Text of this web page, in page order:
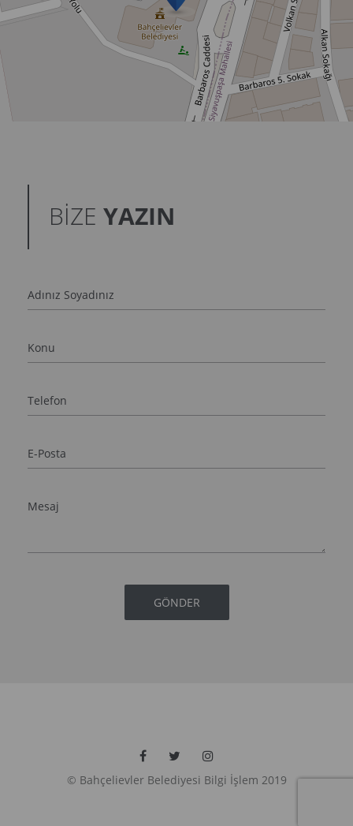
BİZE YAZIN
© Bahçelievler Belediyesi Bilgi İşlem 2019